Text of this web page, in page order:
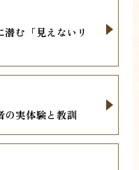
む「見えないリ
の実体験と教訓